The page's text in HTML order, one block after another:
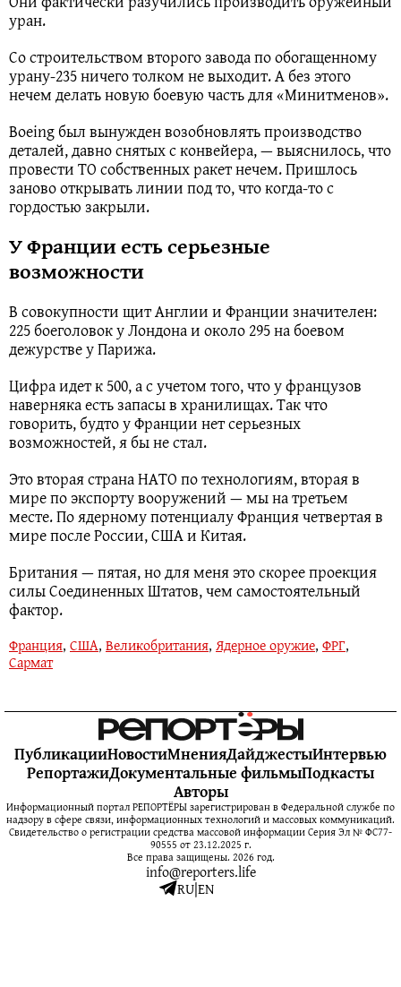
уран.
Со строительством второго завода по обогащенному
урану-235 ничего толком не выходит. А без этого
нечем делать новую боевую часть для «Минитменов».
Boeing был вынужден возобновлять производство
деталей, давно снятых с конвейера, — выяснилось, что
провести ТО собственных ракет нечем. Пришлось
заново открывать линии под то, что когда-то с
гордостью закрыли.
У Франции есть серьезные
возможности
В совокупности щит Англии и Франции значителен:
225 боеголовок у Лондона и около 295 на боевом
дежурстве у Парижа.
Цифра идет к 500, а с учетом того, что у французов
наверняка есть запасы в хранилищах. Так что
говорить, будто у Франции нет серьезных
возможностей, я бы не стал.
Это вторая страна НАТО по технологиям, вторая в
мире по экспорту вооружений — мы на третьем
месте. По ядерному потенциалу Франция четвертая в
мире после России, США и Китая.
Британия — пятая, но для меня это скорее проекция
силы Соединенных Штатов, чем самостоятельный
фактор.
Франция, США, Великобритания, Ядерное оружие, ФРГ,
Сармат
ПубликацииНовостиМненияДайджестыИнтервью
РепортажиДокументальные фильмыПодкасты
Авторы
Информационный портал РЕПОРТЁРЫ зарегистрирован в Федеральной службе по
надзору в сфере связи, информационных технологий и массовых коммуникаций.
Свидетельство о регистрации средства массовой информации Серия Эл № ФС77-
90555 от 23.12.2025 г.
Все права защищены. 2026 год.
info@reporters.life
RU|EN